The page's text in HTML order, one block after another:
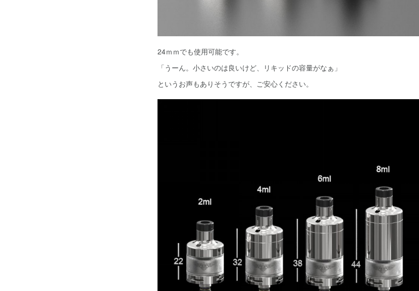
24ｍｍでも使用可能です。
「うーん。小さいのは良いけど、リキッドの容量がなぁ」
というお声もありそうですが、ご安心ください。